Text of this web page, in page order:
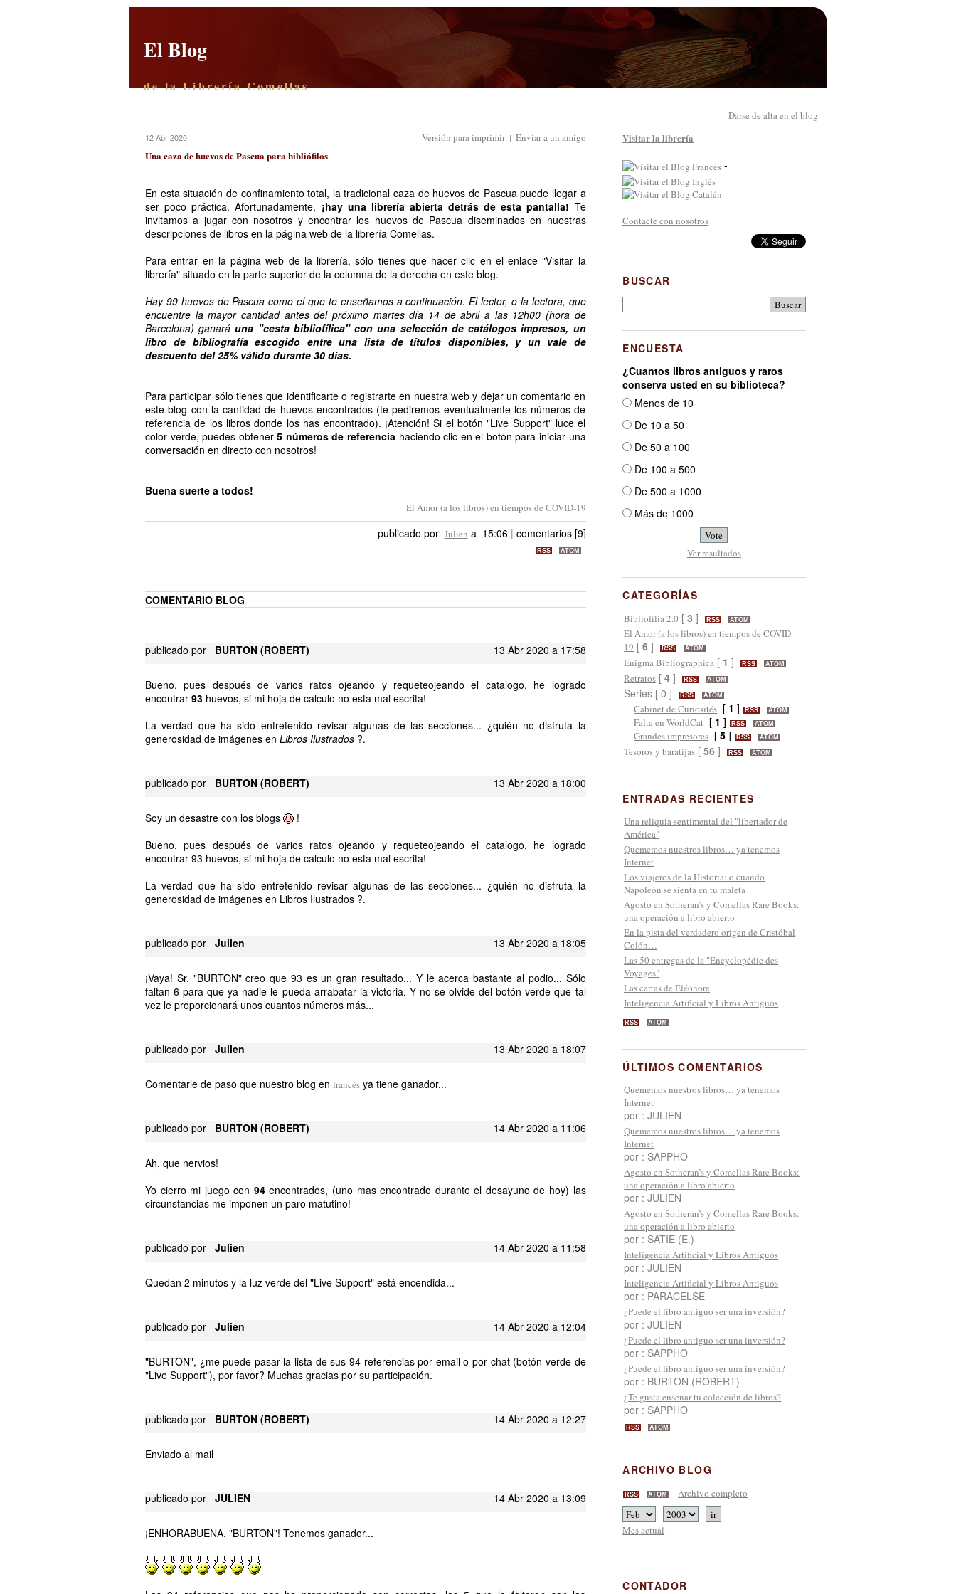
El Blog
de la Librería Comellas
Darse de alta en el blog
12 Abr 2020 Versión para imprimir | Enviar a un amigo
Una caza de huevos de Pascua para bibliófilos
En esta situación de confinamiento total, la tradicional caza de huevos de Pascua puede llegar a
ser poco práctica. Afortunadamente, ¡hay una librería abierta detrás de esta pantalla! Te
invitamos a jugar con nosotros y encontrar los huevos de Pascua diseminados en nuestras
descripciones de libros en la página web de la librería Comellas.
Para entrar en la página web de la librería, sólo tienes que hacer clic en el enlace "Visitar la
librería" situado en la parte superior de la columna de la derecha en este blog.
Hay 99 huevos de Pascua como el que te enseñamos a continuación. El lector, o la lectora, que
encuentre la mayor cantidad antes del próximo martes día 14 de abril a las 12h00 (hora de
Barcelona) ganaráuna "cesta bibliofílica" con una selección de catálogos impresos, un
libro de bibliografía escogido entre una lista de títulos disponibles, y un vale de
descuento del 25% válido durante 30 días.
Para participar sólo tienes que identificarte o registrarte en nuestra web y dejar un comentario en
este blog con la cantidad de huevos encontrados (te pediremos eventualmente los números de
referencia de los libros donde los has encontrado). ¡Atención! Si el botón "Live Support" luce el
color verde, puedes obtener5 números de referencia haciendo clic en el botón para iniciar una
conversación en directo con nosotros!
Buena suerte a todos!
El Amor (a los libros) en tiempos de COVID-19
publicado por Julien a 15:06| comentarios [9]
RSS ATOM
COMENTARIO BLOG
publicado por BURTON (ROBERT) 13 Abr 2020 a 17:58
Bueno, pues después de varios ratos ojeando y requeteojeando el catalogo, he logrado
encontrar 93 huevos, si mi hoja de calculo no esta mal escrita!
La verdad que ha sido entretenido revisar algunas de las secciones... ¿quién no disfruta la
generosidad de imágenes en Libros Ilustrados ?.
publicado por BURTON (ROBERT) 13 Abr 2020 a 18:00
Soy un desastre con los blogs
!
Bueno, pues después de varios ratos ojeando y requeteojeando el catalogo, he logrado
encontrar 93 huevos, si mi hoja de calculo no esta mal escrita!
La verdad que ha sido entretenido revisar algunas de las secciones... ¿quién no disfruta la
generosidad de imágenes en Libros Ilustrados ?.
publicado por Julien 13 Abr 2020 a 18:05
¡Vaya! Sr. "BURTON" creo que 93 es un gran resultado... Y le acerca bastante al podio... Sólo
faltan 6 para que ya nadie le pueda arrabatar la victoria. Y no se olvide del botón verde que tal
vez le proporcionará unos cuantos números más...
publicado por Julien 13 Abr 2020 a 18:07
Comentarle de paso que nuestro blog en francés ya tiene ganador...
publicado por BURTON (ROBERT) 14 Abr 2020 a 11:06
Ah, que nervios!
Yo cierro mi juego con 94encontrados, (uno mas encontrado durante el desayuno de hoy) las
circunstancias me imponen un paro matutino!
publicado por Julien 14 Abr 2020 a 11:58
Quedan 2 minutos y la luz verde del "Live Support" está encendida...
publicado por Julien 14 Abr 2020 a 12:04
"BURTON", ¿me puede pasar la lista de sus 94 referencias por email o por chat (botón verde de
"Live Support"), por favor? Muchas gracias por su participación.
publicado por BURTON (ROBERT) 14 Abr 2020 a 12:27
Enviado al mail
publicado por JULIEN 14 Abr 2020 a 13:09
¡ENHORABUENA, "BURTON"! Tenemos ganador...
Visitar la librería
-
-
Contacte con nosotros
BUSCAR
ENCUESTA
¿Cuantos libros antiguos y raros
conserva usted en su biblioteca?
Menos de 10
De 10 a 50
De 50 a 100
De 100 a 500
De 500 a 1000
Más de 1000
Ver resultados
CATEGORÍAS
Bibliofília 2.0 [3 ] RSS ATOM
El Amor (a los libros) en tiempos de COVID-
19 [6 ] RSS ATOM
Enigma Bibliographica [ 1 ] RSS ATOM
Retratos [4 ] RSS ATOM
Series [ 0 ] RSS ATOM
Cabinet de Curiosités [ 1 ] RSS ATOM
Falta en WorldCat [ 1 ] RSS ATOM
Grandes impresores [5 ] RSS ATOM
Tesoros y baratijas [56 ] RSS ATOM
ENTRADAS RECIENTES
Una reliquia sentimental del "libertador de
América"
Quememos nuestros libros… ya tenemos
Internet
Los viajeros de la Historia: o cuando
Napoleón se sienta en tu maleta
Agosto en Sotheran’s y Comellas Rare Books:
una operación a libro abierto
En la pista del verdadero origen de Cristóbal
Colón…
Las 50 entregas de la "Encyclopédie des
Voyages"
Las cartas de Eléonore
Inteligencia Artificial y Libros Antiguos
RSS ATOM
ÚLTIMOS COMENTARIOS
Quememos nuestros libros… ya tenemos
Internet
por : JULIEN
Quememos nuestros libros… ya tenemos
Internet
por : SAPPHO
Agosto en Sotheran’s y Comellas Rare Books:
una operación a libro abierto
por : JULIEN
Agosto en Sotheran’s y Comellas Rare Books:
una operación a libro abierto
por : SATIE (E.)
Inteligencia Artificial y Libros Antiguos
por : JULIEN
Inteligencia Artificial y Libros Antiguos
por : PARACELSE
¿Puede el libro antiguo ser una inversión?
por : JULIEN
¿Puede el libro antiguo ser una inversión?
por : SAPPHO
¿Puede el libro antiguo ser una inversión?
por : BURTON (ROBERT)
¿Te gusta enseñar tu colección de libros?
por : SAPPHO
RSS ATOM
ARCHIVO BLOG
RSS ATOM Archivo completo
Mes actual
CONTADOR